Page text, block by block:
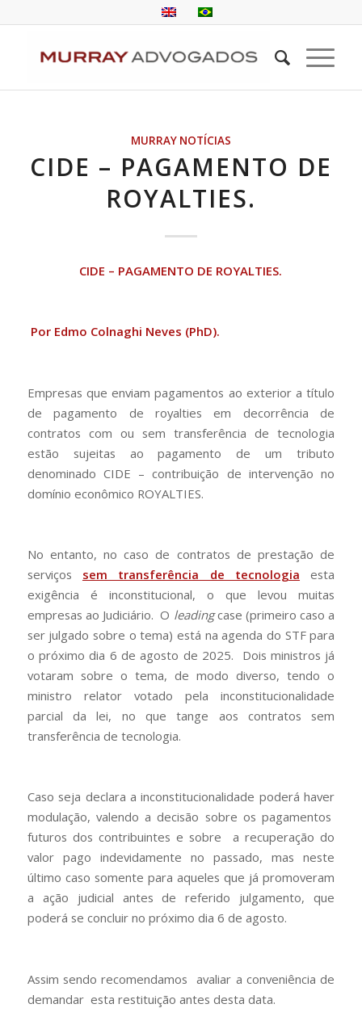
MURRAY NOTÍCIAS
CIDE – PAGAMENTO DE
ROYALTIES.
CIDE – PAGAMENTO DE ROYALTIES.
Por Edmo Colnaghi Neves (PhD).
Empresas que enviam pagamentos ao exterior a título
de pagamento de royalties em decorrência de
contratos com ou sem transferência de tecnologia
estão sujeitas ao pagamento de um tributo
denominado CIDE – contribuição de intervenção no
domínio econômico ROYALTIES.
No entanto, no caso de contratos de prestação de
serviços sem transferência de tecnologia esta
exigência é inconstitucional, o que levou muitas
empresas ao Judiciário. O leadingcase (primeiro caso a
ser julgado sobre o tema) está na agenda do STF para
o próximo dia 6 de agosto de 2025. Dois ministros já
votaram sobre o tema, de modo diverso, tendo o
ministro relator votado pela inconstitucionalidade
parcial da lei, no que tange aos contratos sem
transferência de tecnologia.
Caso seja declara a inconstitucionalidade poderá haver
modulação, valendo a decisão sobre os pagamentos
futuros dos contribuintes e sobre a recuperação do
valor pago indevidamente no passado, mas neste
último caso somente para aqueles que já promoveram
a ação judicial antes de referido julgamento, que
poderá se concluir no próximo dia 6 de agosto.
Assim sendo recomendamos avaliar a conveniência de
demandar esta restituição antes desta data.